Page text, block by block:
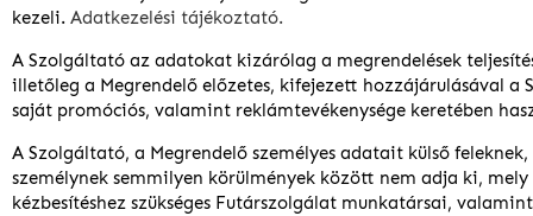
kezeli. Adatkezelési tájékoztató.
A Szolgáltató az adatokat kizárólag a megrendelések
illetőleg a Megrendelő előzetes, kifejezett hozzájárulásával a
saját promóciós, valamint reklámtevékenysége keretében
A Szolgáltató, a Megrendelő személyes adatait külső
személynek semmilyen körülmények között nem adja ki,
kézbesítéshez szükséges Futárszolgálat munkatársai,